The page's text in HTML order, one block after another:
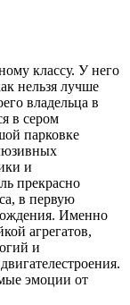
классу. У него
нельзя лучше
владельца в
в сером
парковке
и
прекрасно
в первую
Именно
агрегатов,
и
эмоции от